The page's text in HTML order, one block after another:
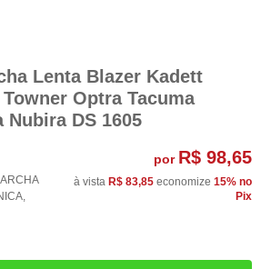
Lenta Blazer Kadett
Optra Tacuma
Nubira DS 1605
,
por R$ 98,65
à vista R$ 83,85 economize 15% no
Pix